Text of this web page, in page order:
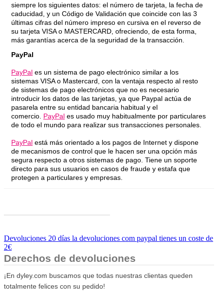
siempre los siguientes datos: el número de tarjeta, la fecha de
caducidad, y un Código de Validación que coincide con las 3
últimas cifras del número impreso en cursiva en el reverso de
su tarjeta VISA o MASTERCARD, ofreciendo, de esta forma,
más garantías acerca de la seguridad de la transacción.
PayPal
PayPal es un sistema de pago electrónico similar a los
sistemas VISA o Mastercard, con la ventaja respecto al resto
de sistemas de pago electrónicos que no es necesario
introducir los datos de las tarjetas, ya que Paypal actúa de
pasarela entre su entidad bancaria habitual y el
comercio. PayPal es usado muy habitualmente por particulares
de todo el mundo para realizar sus transacciones personales.
PayPal está más orientado a los pagos de Internet y dispone
de mecanismos de control que le hacen ser una opción más
segura respecto a otros sistemas de pago. Tiene un soporte
directo para sus usuarios en casos de fraude y estafa que
protegen a particulares y empresas.
Devoluciones 20 días la devoluciones com paypal tienes un coste de
2€
Derechos de devoluciones
¡En dyley.com buscamos que todas nuestras clientas queden
totalmente felices con su pedido!